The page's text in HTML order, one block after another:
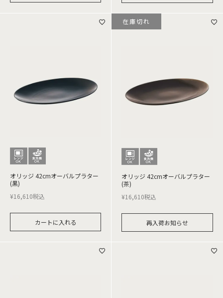
オリッジ 42cmオーバルプラター
(黒)
¥16,610税込
カートに入れる
オリッジ 42cmオーバルプラター
(茶)
¥16,610税込
再入荷お知らせ
在庫切れ